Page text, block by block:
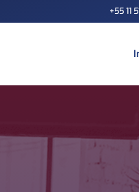
+55 11